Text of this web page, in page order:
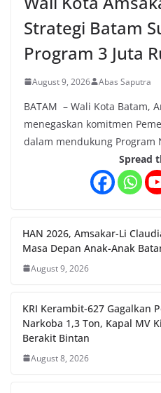
Strategi Batam
Program 3 Juta
August 9, 2026 Abas Saputra
BATAM – Wali Kota Batam,
menegaskan komitmen
dalam mendukung Program
Spread
HAN 2026, Amsakar-Li
Masa Depan Anak-Anak
August 9, 2026
KRI Kerambit-627 Gagalkan
Narkoba 1,3 Ton, Kapal MV
Berakit Bintan
August 8, 2026